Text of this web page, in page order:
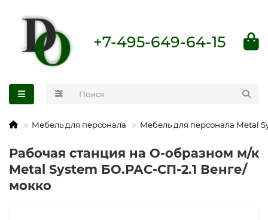
+7-495-649-64-15
Мебель для персонала Мебель для персонала Metal
Рабочая станция на О-образном м/к
Metal System БО.РАС-СП-2.1 Венге/
мокко